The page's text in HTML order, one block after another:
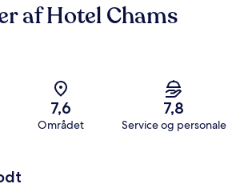
af Hotel Chams
7,6
Området
7,8
Service og personale